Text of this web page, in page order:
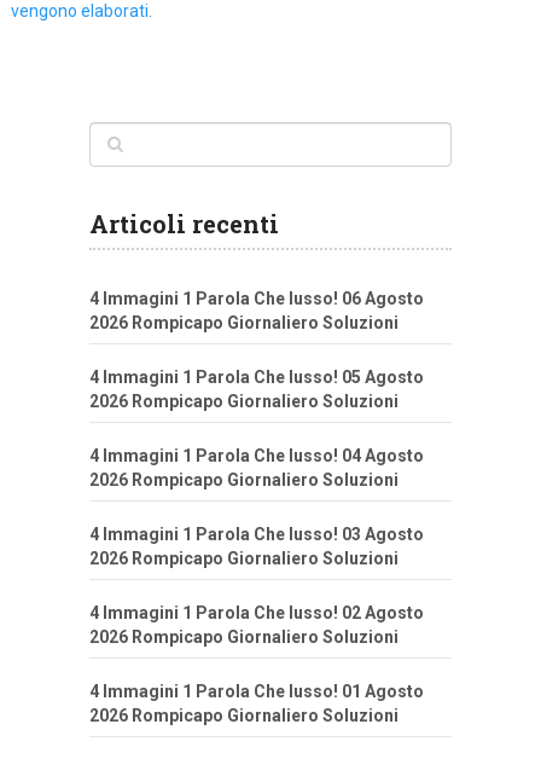
vengono elaborati.
Articoli recenti
4 Immagini 1 Parola Che lusso! 06 Agosto
2026 Rompicapo Giornaliero Soluzioni
4 Immagini 1 Parola Che lusso! 05 Agosto
2026 Rompicapo Giornaliero Soluzioni
4 Immagini 1 Parola Che lusso! 04 Agosto
2026 Rompicapo Giornaliero Soluzioni
4 Immagini 1 Parola Che lusso! 03 Agosto
2026 Rompicapo Giornaliero Soluzioni
4 Immagini 1 Parola Che lusso! 02 Agosto
2026 Rompicapo Giornaliero Soluzioni
4 Immagini 1 Parola Che lusso! 01 Agosto
2026 Rompicapo Giornaliero Soluzioni